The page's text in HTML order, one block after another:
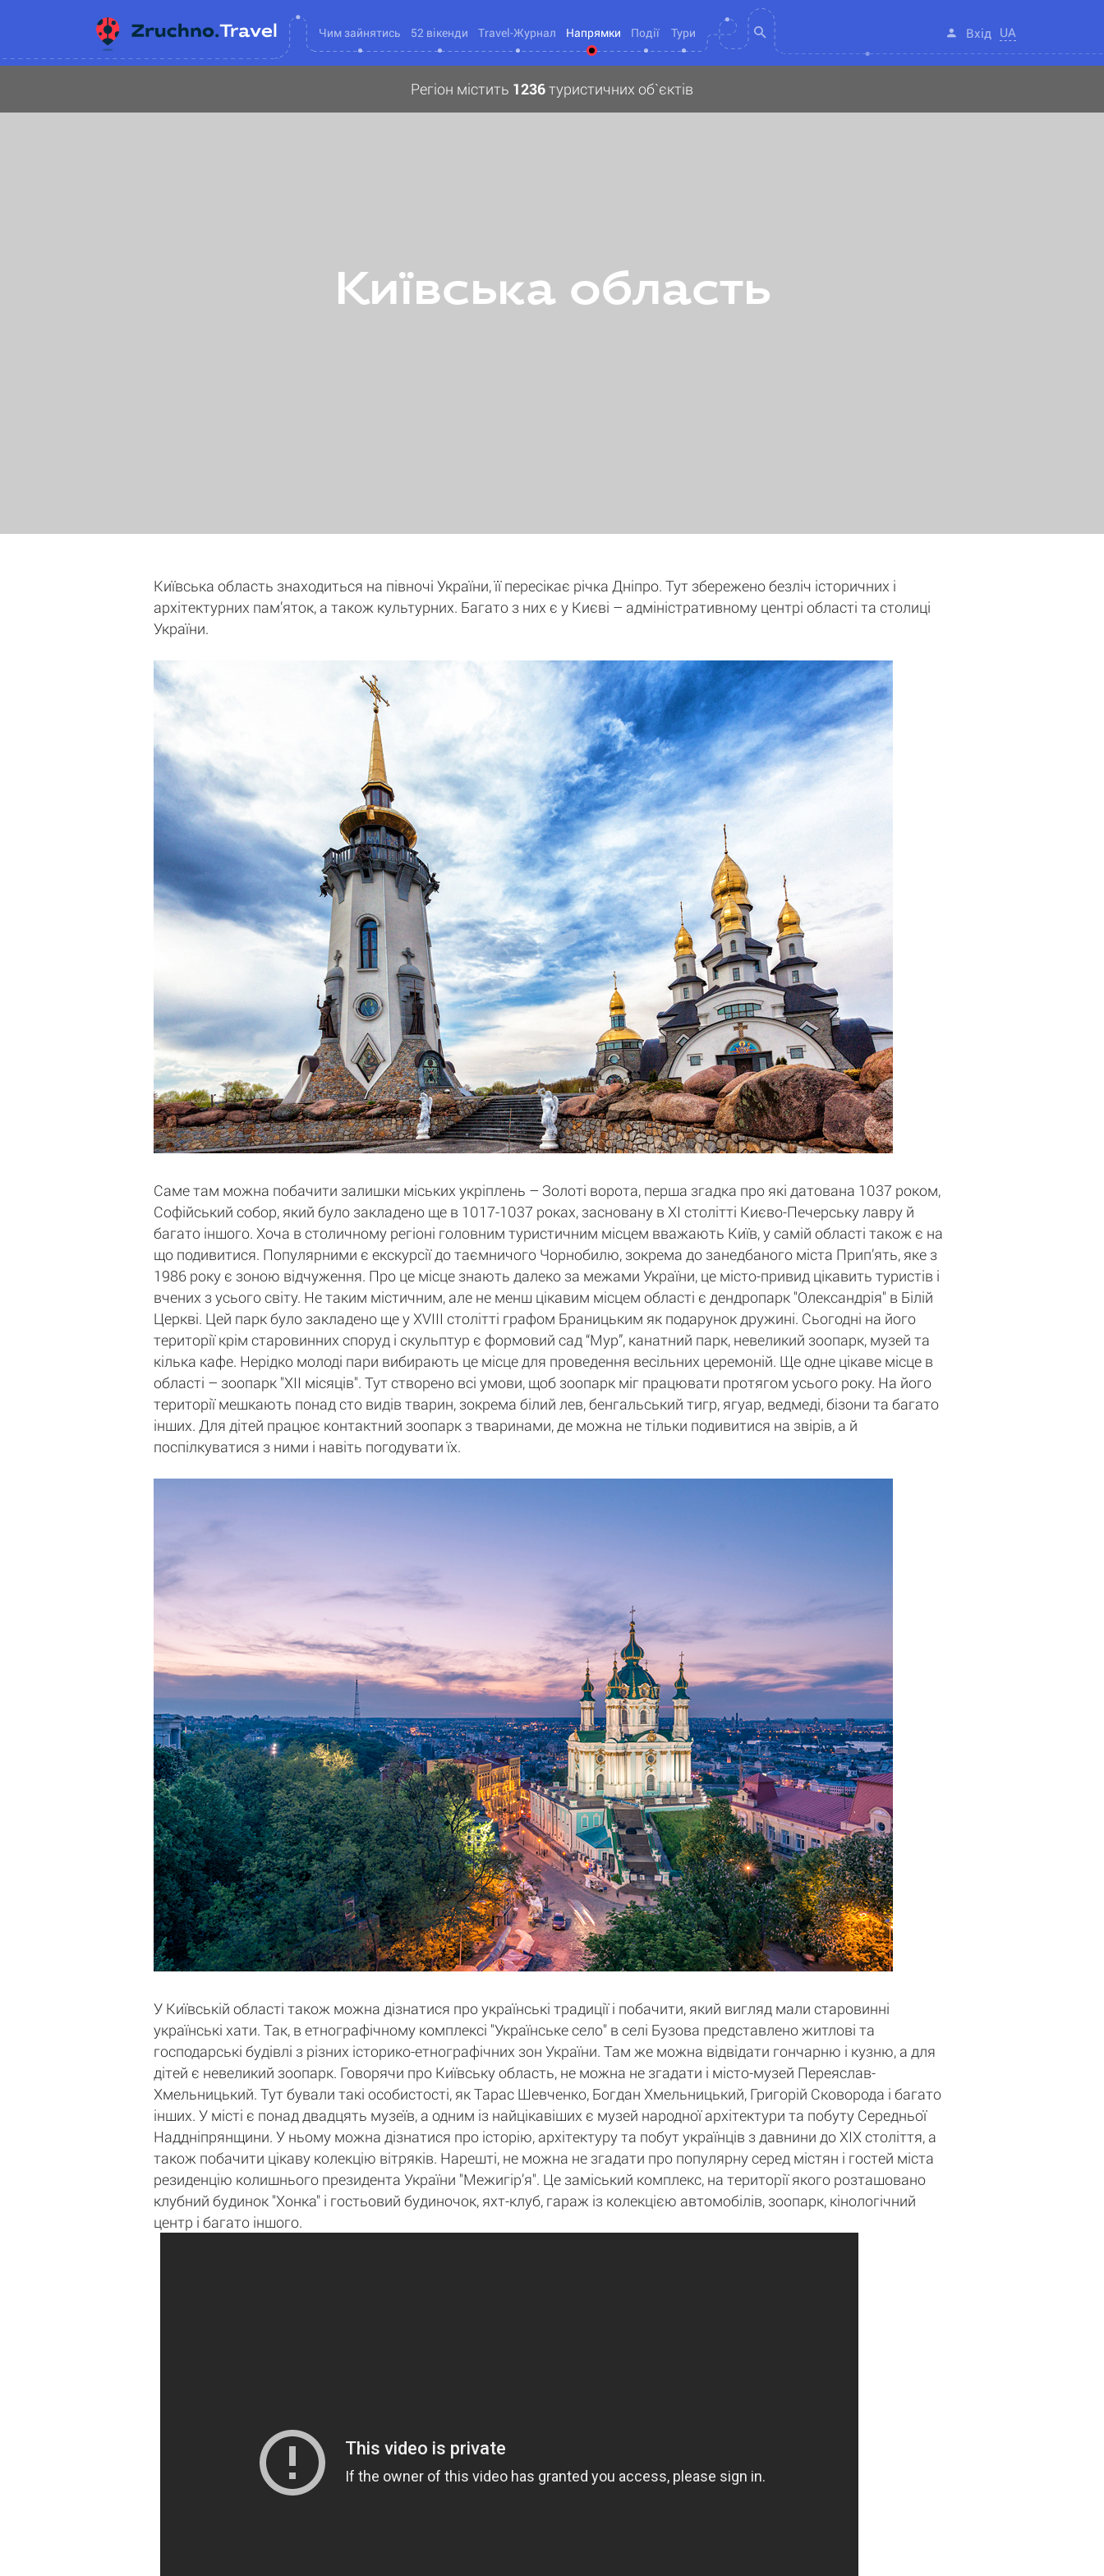
Чим зайнятись 52 вікенди Travel-Журнал Напрямки Події Тури Вхід UA
Регіон містить 1236туристичних об`єктів
Київська область
Київська область знаходиться на півночі України, її пересікає річка Дніпро. Тут збережено безліч історичних і
архітектурних пам’яток, а також культурних. Багато з них є у Києві – адміністративному центрі області та столиці
України.
Саме там можна побачити залишки міських укріплень – Золоті ворота, перша згадка про які датована 1037 роком,
Софійський собор, який було закладено ще в 1017-1037 роках, засновану в XI столітті Києво-Печерську лавру й
багато іншого. Хоча в столичному регіоні головним туристичним місцем вважають Київ, у самій області також є на
що подивитися. Популярними є екскурсії до таємничого Чорнобилю, зокрема до занедбаного міста Прип’ять, яке з
1986 року є зоною відчуження. Про це місце знають далеко за межами України, це місто-привид цікавить туристів і
вчених з усього світу. Не таким містичним, але не менш цікавим місцем області є дендропарк "Олександрія" в Білій
Церкві. Цей парк було закладено ще у XVIII столітті графом Браницьким як подарунок дружині. Сьогодні на його
території крім старовинних споруд і скульптур є формовий сад “Мур”, канатний парк, невеликий зоопарк, музей та
кілька кафе. Нерідко молоді пари вибирають це місце для проведення весільних церемоній. Ще одне цікаве місце в
області – зоопарк "ХII місяців". Тут створено всі умови, щоб зоопарк міг працювати протягом усього року. На його
території мешкають понад сто видів тварин, зокрема білий лев, бенгальський тигр, ягуар, ведмеді, бізони та багато
інших. Для дітей працює контактний зоопарк з тваринами, де можна не тільки подивитися на звірів, а й
поспілкуватися з ними і навіть погодувати їх.
У Київській області також можна дізнатися про українські традиції і побачити, який вигляд мали старовинні
українські хати. Так, в етнографічному комплексі "Українське село" в селі Бузова представлено житлові та
господарські будівлі з різних історико-етнографічних зон України. Там же можна відвідати гончарню і кузню, а для
дітей є невеликий зоопарк. Говорячи про Київську область, не можна не згадати і місто-музей Переяслав-
Хмельницький. Тут бували такі особистості, як Тарас Шевченко, Богдан Хмельницький, Григорій Сковорода і багато
інших. У місті є понад двадцять музеїв, а одним із найцікавіших є музей народної архітектури та побуту Середньої
Наддніпрянщини. У ньому можна дізнатися про історію, архітектуру та побут українців з давнини до XIX століття, а
також побачити цікаву колекцію вітряків. Нарешті, не можна не згадати про популярну серед містян і гостей міста
резиденцію колишнього президента України "Межигір’я". Це заміський комплекс, на території якого розташовано
клубний будинок "Хонка" і гостьовий будиночок, яхт-клуб, гараж із колекцією автомобілів, зоопарк, кінологічний
центр і багато іншого.